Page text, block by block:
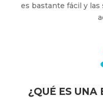
es bastante fácil y
¿QUÉ ES UNA